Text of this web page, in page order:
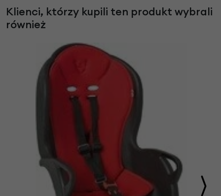
Klienci, którzy kupili ten produkt wybrali
również